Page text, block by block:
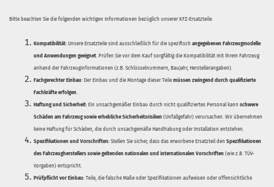
Bitte beachten Sie die folgenden wichtigen Informationen bezüglich unserer KFZ-Ersatzteile:
Kompatibilität: Unsere Ersatzteile sind ausschließlich für die spezifisch angegebenen Fahrzeugmodelle
und Anwendungen geeignet. Prüfen Sie vor dem Kauf sorgfältig die Kompatibilität mit Ihrem Fahrzeug
anhand der Fahrzeuginformationen (z.B. Schlüsselnummern, Baujahr, Herstellerangaben).
Fachgerechter Einbau: Der Einbau und die Montage dieser Teile müssen zwingend durch qualifizierte
Fachkräfte erfolgen.
Haftung und Sicherheit: Ein unsachgemäßer Einbau durch nicht qualifiziertes Personal kann schwere
Schäden am Fahrzeug sowie erhebliche Sicherheitsrisiken (Unfallgefahr) verursachen. Wir übernehmen
keine Haftung für Schäden, die durch unsachgemäße Handhabung oder Installation entstehen.
Spezifikationen und Vorschriften: Stellen Sie sicher, dass das erworbene Ersatzteil den Spezifikationen
des Fahrzeugherstellers sowie geltenden nationalen und internationalen Vorschriften (wie z.B. TÜV-
Vorgaben) entspricht.
Prüfpflicht vor Einbau: Teile, die falsche Maße oder Spezifikationen aufweisen oder offensichtliche